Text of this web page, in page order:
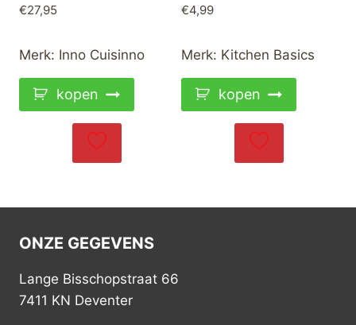
€27,95
Merk: Inno Cuisinno
kopen
€4,99
Merk: Kitchen Basics
kopen
ONZE GEGEVENS
Lange Bisschopstraat 66
7411 KN Deventer